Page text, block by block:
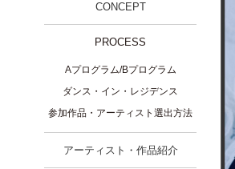
CONCEPT
PROCESS
Aプログラム/Bプログラム
ダンス・イン・レジデンス
参加作品・アーティスト選出方法
アーティスト・作品紹介